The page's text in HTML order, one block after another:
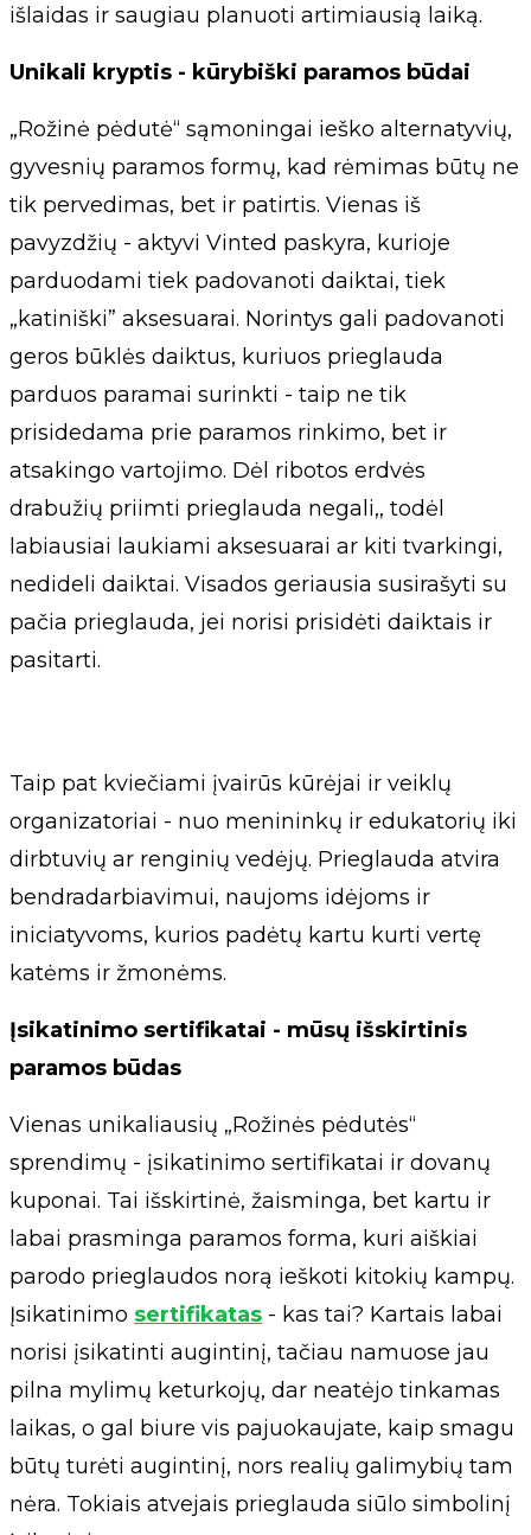
išlaidas ir saugiau planuoti artimiausią laiką.
Unikali kryptis - kūrybiški paramos būdai
„Rožinė pėdutė“ sąmoningai ieško alternatyvių,
gyvesnių paramos formų, kad rėmimas būtų ne
tik pervedimas, bet ir patirtis. Vienas iš
pavyzdžių - aktyvi Vinted paskyra, kurioje
parduodami tiek padovanoti daiktai, tiek
„katiniški” aksesuarai. Norintys gali padovanoti
geros būklės daiktus, kuriuos prieglauda
parduos paramai surinkti - taip ne tik
prisidedama prie paramos rinkimo, bet ir
atsakingo vartojimo. Dėl ribotos erdvės
drabužių priimti prieglauda negali,, todėl
labiausiai laukiami aksesuarai ar kiti tvarkingi,
nedideli daiktai. Visados geriausia susirašyti su
pačia prieglauda, jei norisi prisidėti daiktais ir
pasitarti.
Taip pat kviečiami įvairūs kūrėjai ir veiklų
organizatoriai - nuo menininkų ir edukatorių iki
dirbtuvių ar renginių vedėjų. Prieglauda atvira
bendradarbiavimui, naujoms idėjoms ir
iniciatyvoms, kurios padėtų kartu kurti vertę
katėms ir žmonėms.
Įsikatinimo sertifikatai - mūsų išskirtinis
paramos būdas
Vienas unikaliausių „Rožinės pėdutės“
sprendimų - įsikatinimo sertifikatai ir dovanų
kuponai. Tai išskirtinė, žaisminga, bet kartu ir
labai prasminga paramos forma, kuri aiškiai
parodo prieglaudos norą ieškoti kitokių kampų.
Įsikatinimo sertifikatas - kas tai? Kartais labai
norisi įsikatinti augintinį, tačiau namuose jau
pilna mylimų keturkojų, dar neatėjo tinkamas
laikas, o gal biure vis pajuokaujate, kaip smagu
būtų turėti augintinį, nors realių galimybių tam
nėra. Tokiais atvejais prieglauda siūlo simbolinį